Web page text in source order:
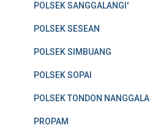
POLSEK SANGGALANGI'
POLSEK SESEAN
POLSEK SIMBUANG
POLSEK SOPAI
POLSEK TONDON NANGGALA
PROPAM